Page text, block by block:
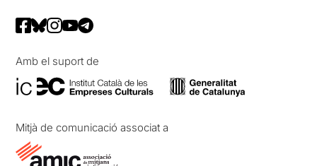
Amb el suport de
Mitjà de comunicació associat a